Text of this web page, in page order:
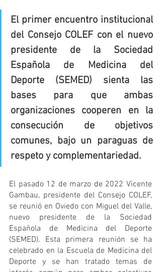
El primer encuentro institucional
del Consejo COLEF con el nuevo
presidente de la Sociedad
Española de Medicina del
Deporte (SEMED) sienta las
bases para que ambas
organizaciones cooperen en la
consecución de objetivos
comunes, bajo un paraguas de
respeto y complementariedad.
El pasado 12 de marzo de 2022 Vicente
Gambau, presidente del Consejo COLEF,
se reunió en Oviedo con Miguel del Valle,
nuevo presidente de la Sociedad
Española de Medicina del Deporte
(SEMED). Esta primera reunión se ha
celebrado en la Escuela de Medicina del
Deporte y se han tratado temas de